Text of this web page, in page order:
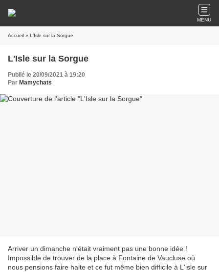
MENU
Accueil » L'Isle sur la Sorgue
L'Isle sur la Sorgue
Publié le 20/09/2021 à 19:20
Par Mamychats
Arriver un dimanche n'était vraiment pas une bonne idée !
Impossible de trouver de la place à Fontaine de Vaucluse où
nous pensions faire halte et ce fut même bien difficile à L'isle sur